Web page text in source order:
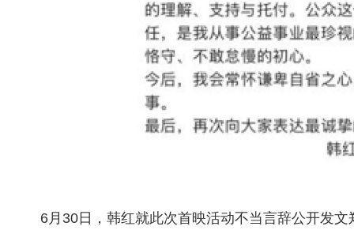
6月30日，韩红就此次首映活动不当言辞公开发文